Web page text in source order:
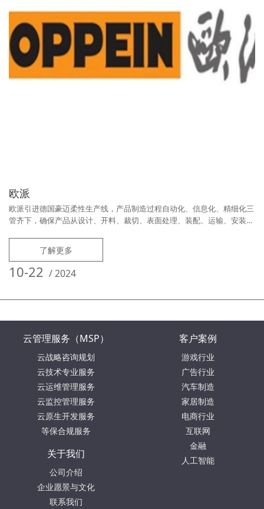
欧派
欧派引进德国豪迈柔性生产线，产品制造过程自动化、信息化、精细化三
管齐下，确保产品从设计、开料、裁切、表面处理、装配、运输、安装到
保板材，融合中国传统文化理念和欧美前沿时尚设计的元素，为消费者提
供优质产品。了解更多
10-22 /2024
云管理服务（MSP）
云战略咨询规划
云技术专业服务
云运维管理服务
云监控管理服务
云原生开发服务
等保合规服务
客户案例
游戏行业
广告行业
汽车制造
家居制造
电商行业
互联网
金融
人工智能
关于我们
公司介绍
企业愿景与文化
联系我们